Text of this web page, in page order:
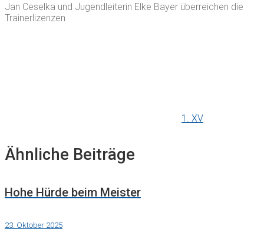
Jan Ceselka und Jugendleiterin Elke Bayer überreichen die
Trainerlizenzen
1. XV
Ähnliche Beiträge
Hohe Hürde beim Meister
23. Oktober 2025